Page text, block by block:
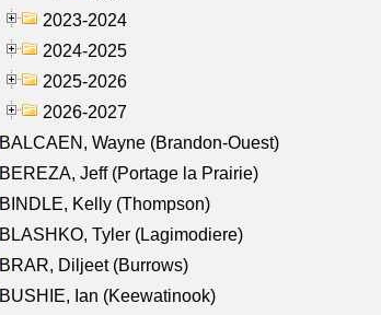
2023-2024
2024-2025
2025-2026
2026-2027
BALCAEN, Wayne (Brandon-Ouest)
BEREZA, Jeff (Portage la Prairie)
BINDLE, Kelly (Thompson)
BLASHKO, Tyler (Lagimodiere)
BRAR, Diljeet (Burrows)
BUSHIE, Ian (Keewatinook)